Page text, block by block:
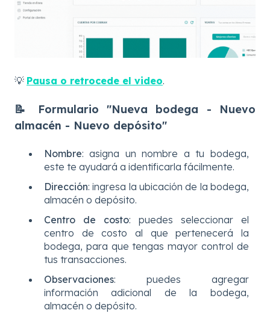
💡 Pausa o retrocede el video.
📝 Formulario "Nueva bodega - Nuevo
almacén - Nuevo depósito"
Nombre: asigna un nombre a tu bodega,
este te ayudará a identificarla fácilmente.
Dirección: ingresa la ubicación de la bodega,
almacén o depósito.
Centro de costo:
puedes seleccionar el
centro de costo al que pertenecerá la
bodega, para que tengas mayor control de
tus transacciones.
Observaciones:
puedes agregar
información adicional de la bodega,
almacén o depósito.